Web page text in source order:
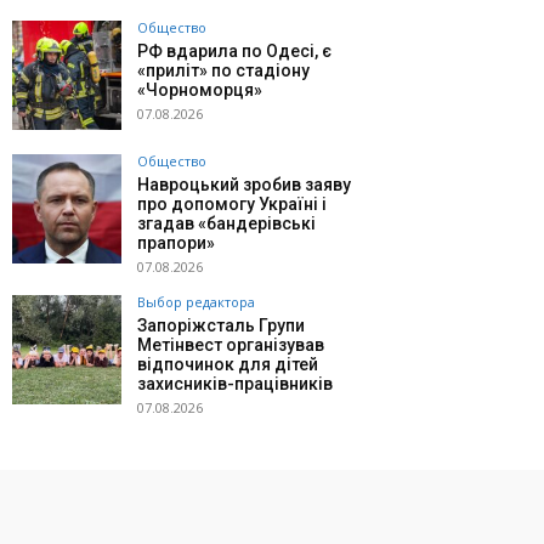
Общество
РФ вдарила по Одесі, є
«приліт» по стадіону
«Чорноморця»
07.08.2026
Общество
Навроцький зробив заяву
про допомогу Україні і
згадав «бандерівські
прапори»
07.08.2026
Выбор редактора
Запоріжсталь Групи
Метінвест організував
відпочинок для дітей
захисників-працівників
07.08.2026